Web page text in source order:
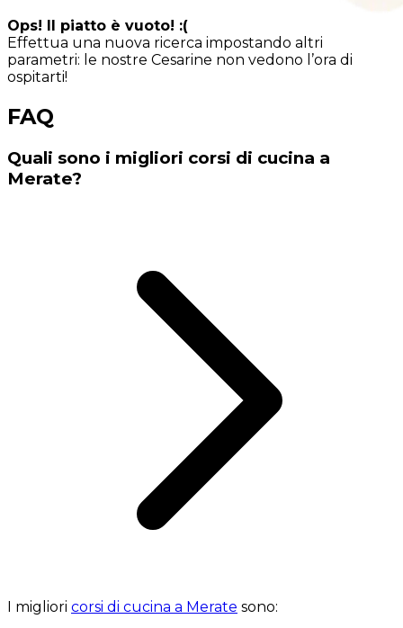
Ops! Il piatto è vuoto! :(
Effettua una nuova ricerca impostando altri
parametri: le nostre Cesarine non vedono l’ora di
ospitarti!
FAQ
Quali sono i migliori corsi di cucina a
Merate?
I migliori corsi di cucina a Merate sono: